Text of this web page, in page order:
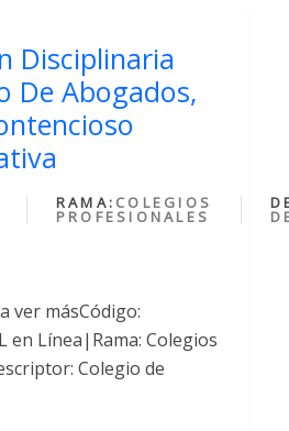
Disciplinaria
De Abogados,
RAMA: COLEGIOS
PROFESIONALES
ver másCódigo:
en Línea|Rama: Colegios
Colegio de